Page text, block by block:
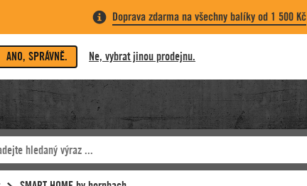
Doprava zdarma na všechny balíky od 1 500 Kč
ANO, SPRÁVNĚ. Ne, vybrat jinou prodejnu.